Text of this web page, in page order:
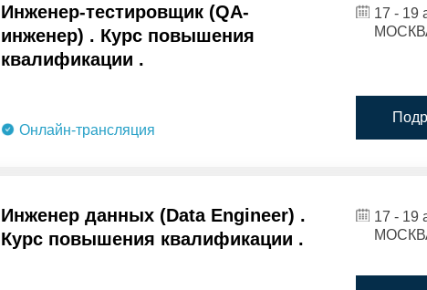
Инженер-тестировщик (QA-
инженер) . Курс повышения
квалификации .
Онлайн-трансляция
17 - 19
Инженер данных (Data Engineer) .
Курс повышения квалификации .
17 - 19